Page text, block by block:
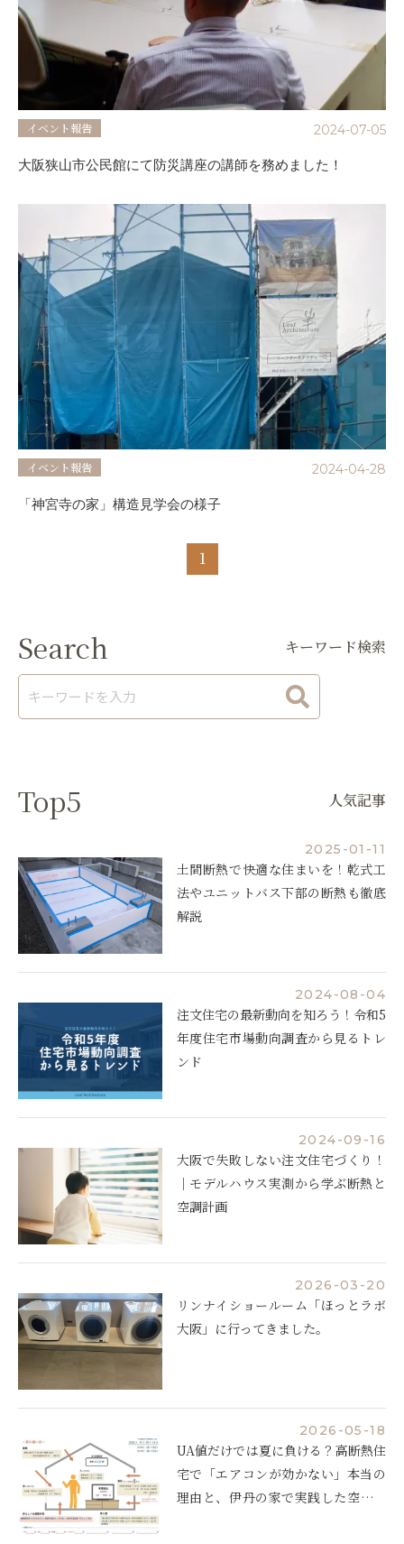
イベント報告 2024-07-05
大阪狭山市公民館にて防災講座の講師を務めました！
イベント報告 2024-04-28
「神宮寺の家」構造見学会の様子
1
Search キーワード検索
Top5 人気記事
2025-01-11
土間断熱で快適な住まいを！乾式工
法やユニットバス下部の断熱も徹底
解説
2024-08-04
注文住宅の最新動向を知ろう！令和5
年度住宅市場動向調査から見るトレ
ンド
2024-09-16
大阪で失敗しない注文住宅づくり！
｜モデルハウス実測から学ぶ断熱と
空調計画
2026-03-20
リンナイショールーム「ほっとラボ
大阪」に行ってきました。
2026-05-18
UA値だけでは夏に負ける？高断熱住
宅で「エアコンが効かない」本当の
理由と、伊丹の家で実践した空調設